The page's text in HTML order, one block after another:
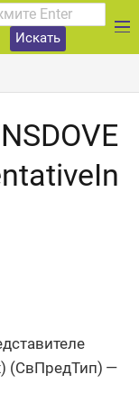
Искать
(СвПредТип) —